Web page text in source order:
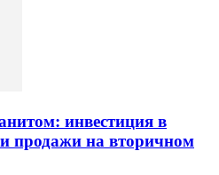
инвестиция в
продажи на вторичном